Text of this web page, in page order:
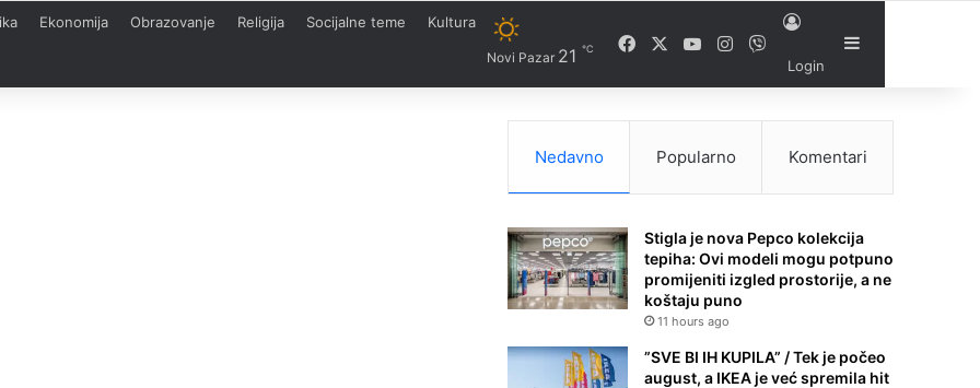
Ekonomija Obrazovanje Religija Socijalne teme Kultura
Novi Pazar 21 ℃ FacebookYouTubeInstagram
Viber
Login
Sidebar
Nedavno Popularno Komentari
Stigla je nova Pepco kolekcija
tepiha: Ovi modeli mogu potpuno
promijeniti izgled prostorije, a ne
koštaju puno
11 hours ago
”SVE BI IH KUPILA” / Tek je počeo
august, a IKEA je već spremila hit